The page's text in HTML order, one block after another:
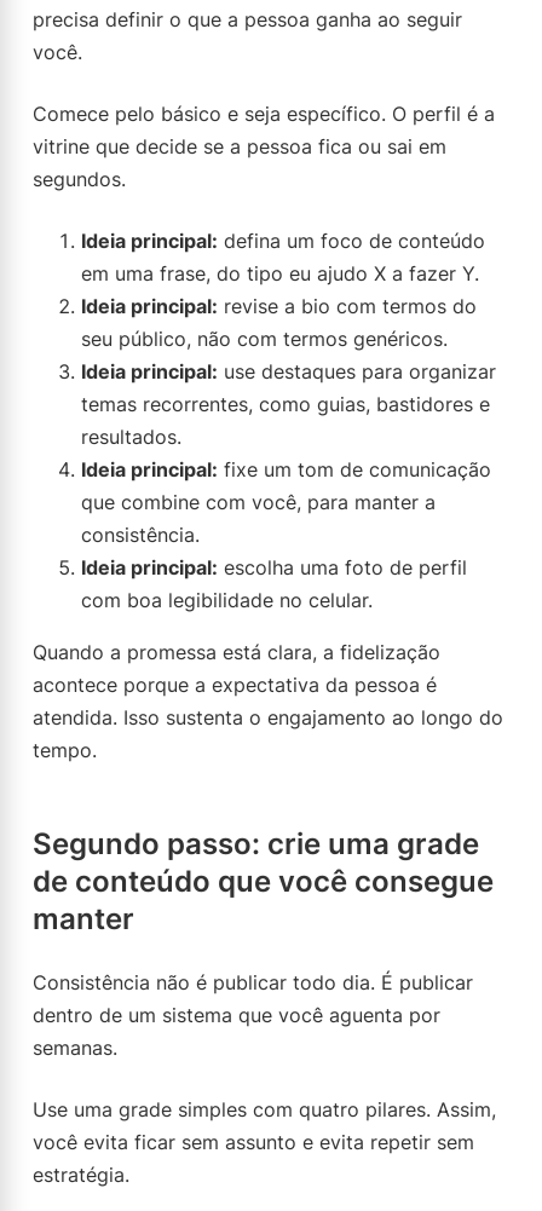
precisa definir o que a pessoa ganha ao seguir
você.
Comece pelo básico e seja específico. O perfil é a
vitrine que decide se a pessoa fica ou sai em
segundos.
Ideia principal: defina um foco de conteúdo
em uma frase, do tipo eu ajudo X a fazer Y.
Ideia principal: revise a bio com termos do
seu público, não com termos genéricos.
Ideia principal: use destaques para organizar
temas recorrentes, como guias, bastidores e
resultados.
Ideia principal: fixe um tom de comunicação
que combine com você, para manter a
consistência.
Ideia principal: escolha uma foto de perfil
com boa legibilidade no celular.
Quando a promessa está clara, a fidelização
acontece porque a expectativa da pessoa é
atendida. Isso sustenta o engajamento ao longo do
tempo.
Segundo passo: crie uma grade
de conteúdo que você consegue
manter
Consistência não é publicar todo dia. É publicar
dentro de um sistema que você aguenta por
semanas.
Use uma grade simples com quatro pilares. Assim,
você evita ficar sem assunto e evita repetir sem
estratégia.